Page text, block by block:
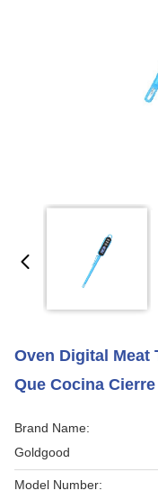
Oven Digital Meat
Que Cocina
Brand Name:
Goldgood
Model Number: